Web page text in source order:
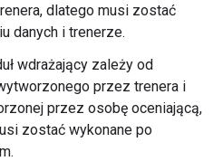
dlatego musi zostać
danych i trenerze.
wdrażający zależy od
przez trenera i
przez osobę oceniającą,
zostać wykonane po